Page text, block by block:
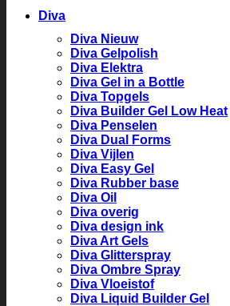
Diva
Diva Nieuw
Diva Gelpolish
Diva Elektra
Diva Gel in a Bottle
Diva Topgels
Diva Builder Gel Low Heat
Diva Penselen
Diva Dual Forms
Diva Vijlen
Diva Easy Gel
Diva Rubber base
Diva Oil
Diva overig
Diva design ink
Diva Art Gels
Diva Glitterspray
Diva Ombre Spray
Diva Vloeistof
Diva Liquid Builder Gel